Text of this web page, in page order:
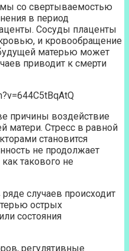
со свертываемостью
в период
Сосуды плаценты
и кровообращение
матерью может
приводит к смерти
причины воздействие
матери. Стресс в равной
становится
не продолжает
такового не
случаев происходит
острых
состояния
регулятивные